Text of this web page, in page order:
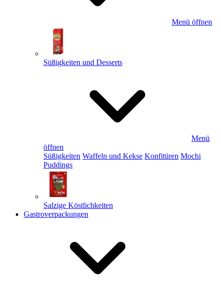
Menü öffnen
Süßigkeiten und Desserts
Menü
öffnen
Süßigkeiten Waffeln und Kekse Konfitüren Mochi
Puddings
Salzige Köstlichkeiten
Gastroverpackungen